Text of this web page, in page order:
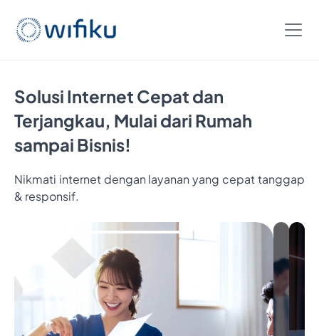
Solusi Internet Cepat dan
Terjangkau, Mulai dari Rumah
sampai Bisnis!
Nikmati internet dengan layanan yang cepat tanggap
& responsif.